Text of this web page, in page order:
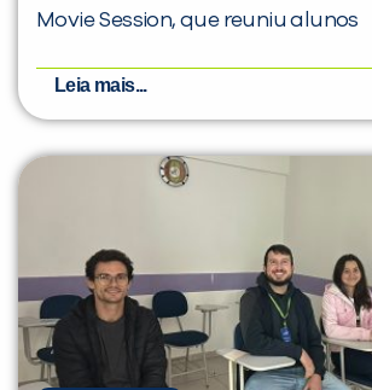
Movie Session, que reuniu alunos
Leia mais...